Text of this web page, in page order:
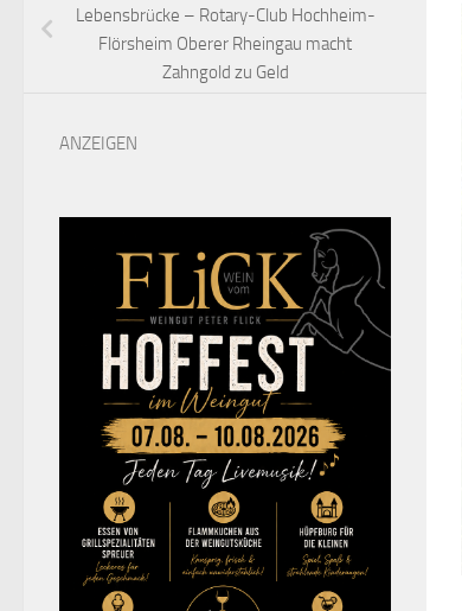
Lebensbrücke – Rotary-Club Hochheim-
Flörsheim Oberer Rheingau macht
Zahngold zu Geld
ANZEIGEN